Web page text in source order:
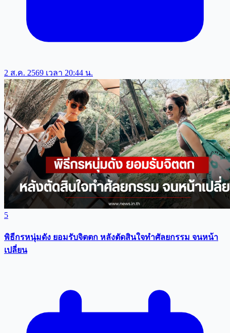
2 ส.ค. 2569 เวลา 20:44 น.
5
พิธีกรหนุ่มดัง ยอมรับจิตตก หลังตัดสินใจทำศัลยกรรม จนหน้า
เปลี่ยน